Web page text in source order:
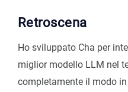
Retroscena
Ho sviluppato Cha per
miglior modello LLM nel
completamente il modo